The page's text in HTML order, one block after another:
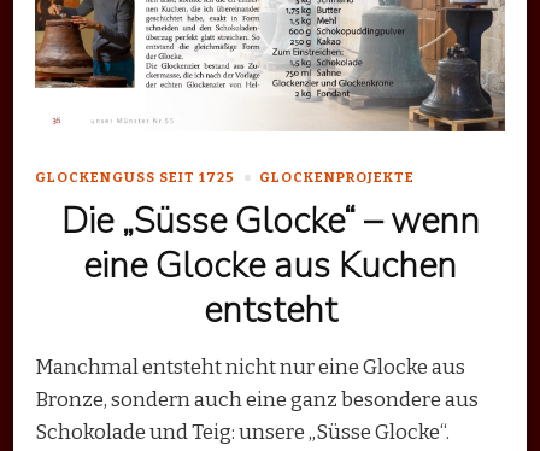
GLOCKENGUSS SEIT 1725 GLOCKENPROJEKTE
Die „Süsse Glocke“ – wenn
eine Glocke aus Kuchen
entsteht
Manchmal entsteht nicht nur eine Glocke aus
Bronze, sondern auch eine ganz besondere aus
Schokolade und Teig: unsere „Süsse Glocke“.